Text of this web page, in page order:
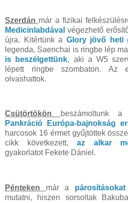
Szerdán már a fizikai
Medicinlabdával végezhető
újra. Kitértünk a Glory jövő heti
legenda, Saenchai is ringbe lép
is beszélgettünk, aki a W5
lépett ringbe szombaton. Az
olvashattok.
Csütörtökön
beszámoltunk a
Pankráció Európa-bajnokság
harcosok 16 érmet gyűjtöttek
cikk következett,az alkar
gyakorlatot Fekete Dániel.
Pénteken már a
mutatni, hiszen sorsoltak